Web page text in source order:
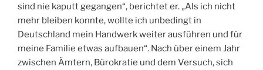
sind nie kaputt gegangen“, berichtet er. „Als ich nicht
mehr bleiben konnte, wollte ich unbedingt in
Deutschland mein Handwerk weiter ausführen und für
meine Familie etwas aufbauen“. Nach über einem Jahr
zwischen Ämtern, Bürokratie und dem Versuch, sich